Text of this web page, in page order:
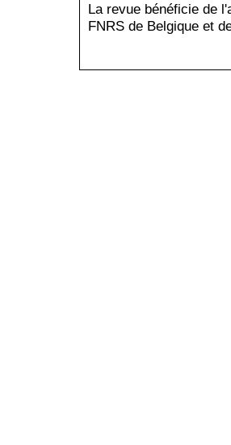
La revue bénéficie de
FNRS de Belgique et